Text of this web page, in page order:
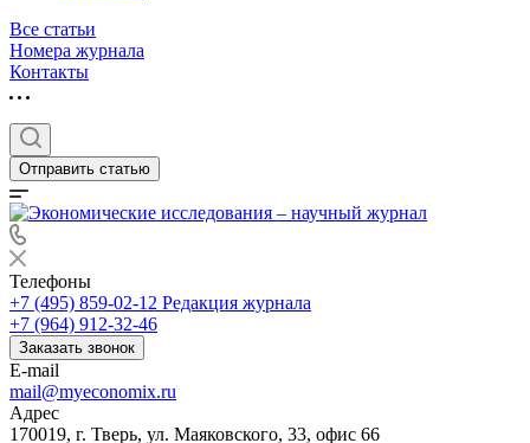
Все статьи
Номера журнала
Контакты
Отправить статью
Телефоны
+7 (495) 859-02-12 Редакция журнала
+7 (964) 912-32-46
Заказать звонок
E-mail
mail@myeconomix.ru
Адрес
170019, г. Тверь, ул. Маяковского, 33, офис 66